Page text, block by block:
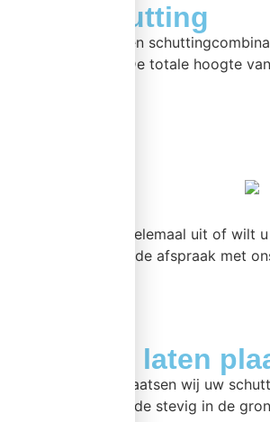
Luxe schutting
Luxe schutting is een
van 130 cm hoog. De totale hoogte
Bent u er nog niet helemaal uit of wilt
Maak een vrijblijvende afspraak met
Schutting laten
In en rond Megenplaatsen wij uw
schutting te allen tijde stevig in de